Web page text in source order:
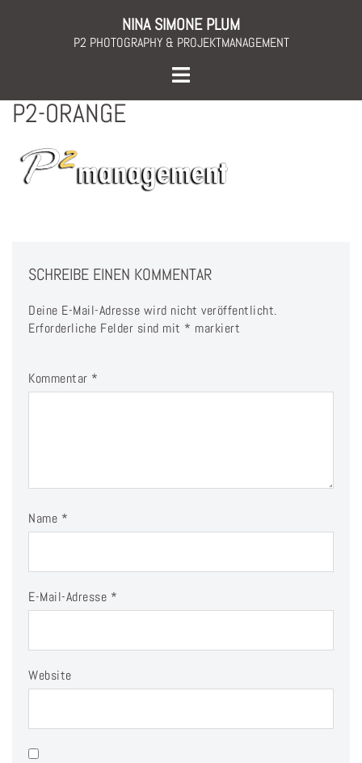
NINA SIMONE PLUM
P2 PHOTOGRAPHY & PROJEKTMANAGEMENT
Toggle
menu
P2-ORANGE
SCHREIBE EINEN KOMMENTAR
Deine E-Mail-Adresse wird nicht veröffentlicht.
Erforderliche Felder sind mit * markiert
Kommentar *
Name *
E-Mail-Adresse *
Website